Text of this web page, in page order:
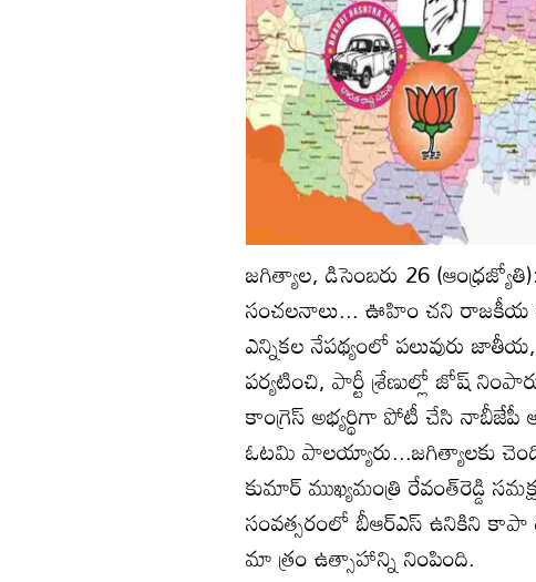
జగిత్యాల, డిసెంబరు 26
సంచలనాలు... ఊహిం చని రాజకీయ
ఎన్నికల నేపథ్యంలో పలువురు
పర్యటించి, పార్టీ శ్రేణుల్లో జోష్‌
కాంగ్రెస్‌ అభ్యర్థిగా పోటీ చేసి నాబీజేపీ
ఓటమి పాలయ్యారు...జగిత్యాలకు
కుమార్‌ ముఖ్యమంత్రి రేవంత్‌రెడ్డి
సంవత్సరంలో బీఆర్‌ఎస్‌ ఉనికిని
మా త్రం ఉత్సాహాన్ని నింపింది.